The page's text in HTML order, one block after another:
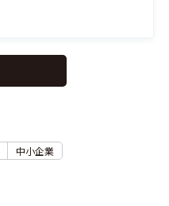
中小企業